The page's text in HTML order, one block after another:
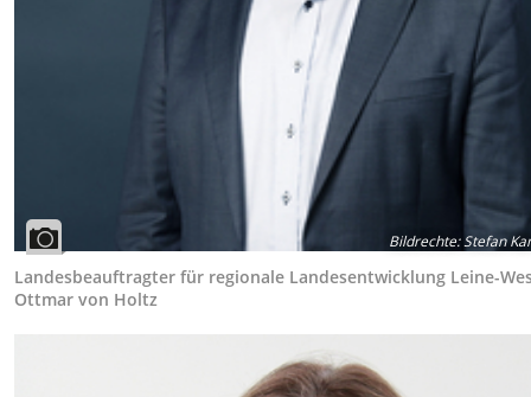
Bildrechte:Stefan
Landesbeauftragter für regionale Landesentwicklung Leine-
Ottmar von Holtz